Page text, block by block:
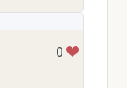
0